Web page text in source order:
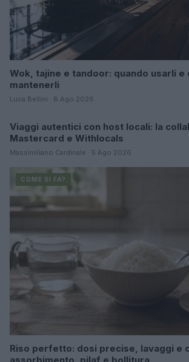
Wok, tajine e tandoor: quando usarli e
mantenerli
Luca Bellini · 8 Ago 2026
COME SI FA?
Viaggi autentici con host locali: la
Mastercard e Withlocals
Massimiliano Cardinale · 5 Ago 2026
COME SI FA?
Riso perfetto: dosi precise, lavaggi e